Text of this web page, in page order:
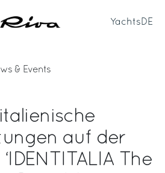
Yachts DE
& Events
auf der
The